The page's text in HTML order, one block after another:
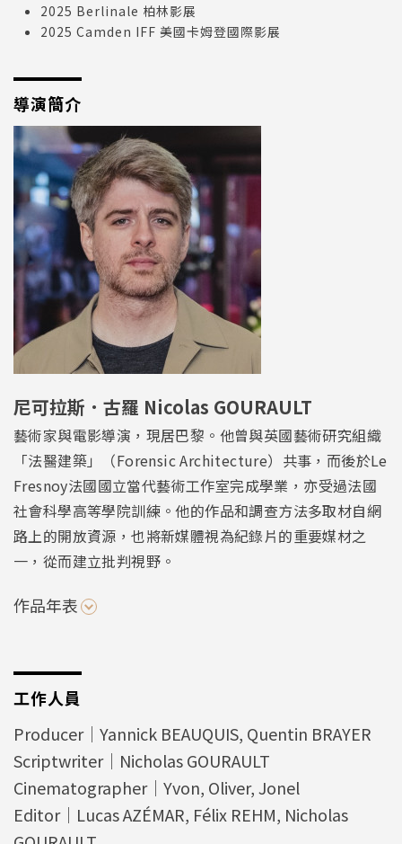
2025 Berlinale 柏林影展
2025 Camden IFF 美國卡姆登國際影展
導演簡介
尼可拉斯．古羅 Nicolas GOURAULT
藝術家與電影導演，現居巴黎。他曾與英國藝術研究組織
「法醫建築」（Forensic Architecture）共事，而後於Le
Fresnoy法國國立當代藝術工作室完成學業，亦受過法國
社會科學高等學院訓練。他的作品和調查方法多取材自網
路上的開放資源，也將新媒體視為紀錄片的重要媒材之
一，從而建立批判視野。
作品年表
工作人員
Producer｜Yannick BEAUQUIS, Quentin BRAYER
Scriptwriter｜Nicholas GOURAULT
Cinematographer｜Yvon, Oliver, Jonel
Editor｜Lucas AZÉMAR, Félix REHM, Nicholas